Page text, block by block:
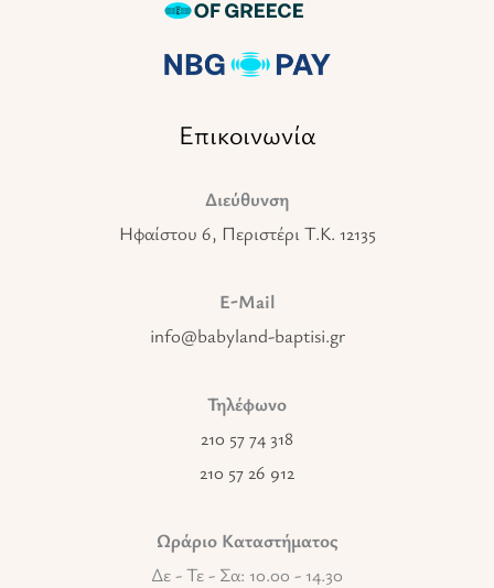
Επικοινωνία
Διεύθυνση
Ηφαίστου 6, Περιστέρι T.K. 12135
E-Mail
info@babyland-baptisi.gr
Τηλέφωνο
210 57 74 318
210 57 26 912
Ωράριο Καταστήματος
Δε - Τε - Σα: 10.00 - 14.30